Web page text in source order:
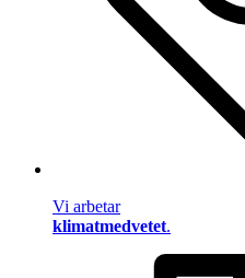
Vi arbetar
klimatmedvetet.